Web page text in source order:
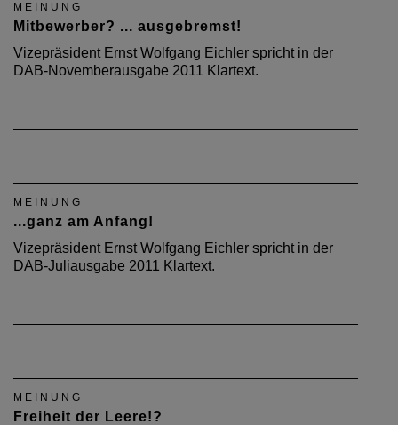
MEINUNG
Mitbewerber? ... ausgebremst!
Vizepräsident Ernst Wolfgang Eichler spricht in der
DAB-Novemberausgabe 2011 Klartext.
MEINUNG
...ganz am Anfang!
Vizepräsident Ernst Wolfgang Eichler spricht in der
DAB-Juliausgabe 2011 Klartext.
MEINUNG
Freiheit der Leere!?